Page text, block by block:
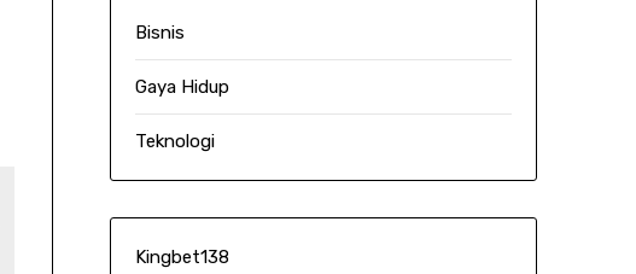
Bisnis
Gaya Hidup
Teknologi
Kingbet138